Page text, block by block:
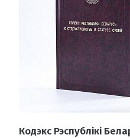
Кодэкс Рэспублікі